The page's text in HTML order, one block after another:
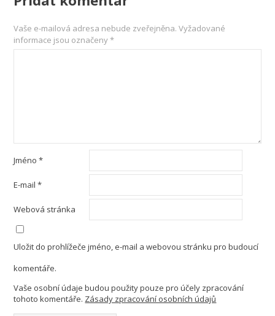
Vaše e-mailová adresa nebude zveřejněna. Vyžadované
informace jsou označeny*
Jméno*
E-mail*
Webová stránka
Uložit do prohlížeče jméno, e-mail a webovou stránku pro budoucí
komentáře.
Vaše osobní údaje budou použity pouze pro účely zpracování
tohoto komentáře. Zásady zpracování osobních údajů